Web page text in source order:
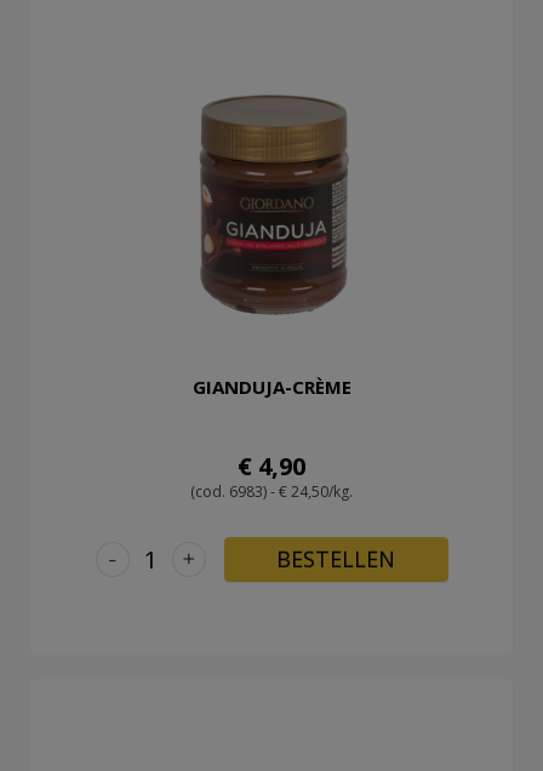
GIANDUJA-CRÈME
€ 4,90
(cod. 6983) - € 24,50/kg.
+
- BESTELLEN